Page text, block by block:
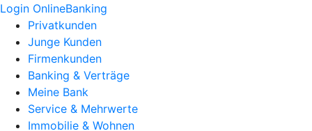
Login OnlineBanking
Privatkunden
Junge Kunden
Firmenkunden
Banking & Verträge
Meine Bank
Service & Mehrwerte
Immobilie & Wohnen